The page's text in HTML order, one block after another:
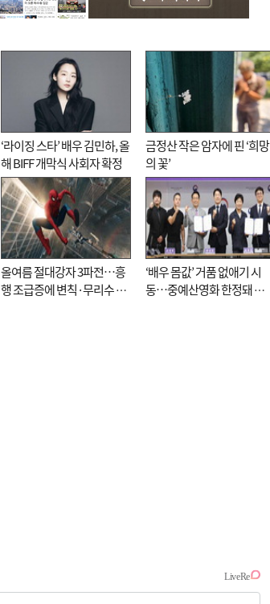
‘라이징 스타’ 배우 김민하, 올
해 BIFF 개막식 사회자 확정
금정산 작은 암자에 핀 ‘희망
의 꽃’
올여름 절대강자 3파전…흥
행 조급증에 변칙·무리수 마
‘배우 몸값’ 거품 없애기 시
동…중예산영화 한정돼 실